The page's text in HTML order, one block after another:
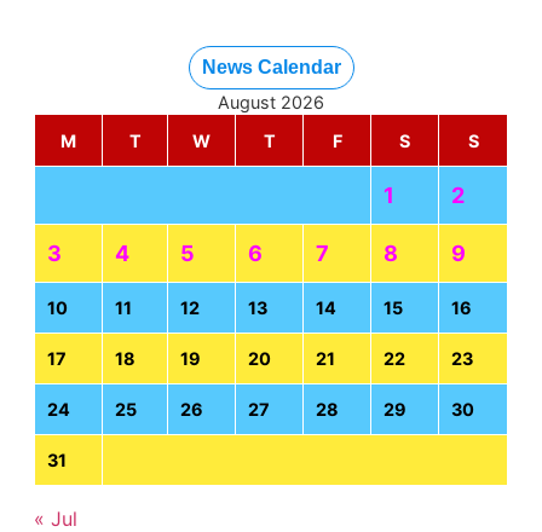
News Calendar
August 2026
M
T W T F S S
1 2
3 4 5 6 7 8 9
10 11 12 13 14 15 16
17 18 19 20 21 22 23
24 25 26 27 28 29 30
31
« Jul